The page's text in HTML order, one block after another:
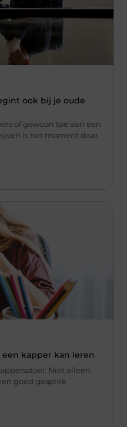
ook bij je oude
of gewoon toe aan een
is het moment daar
kapper kan leren
Niet alleen
goed gesprek